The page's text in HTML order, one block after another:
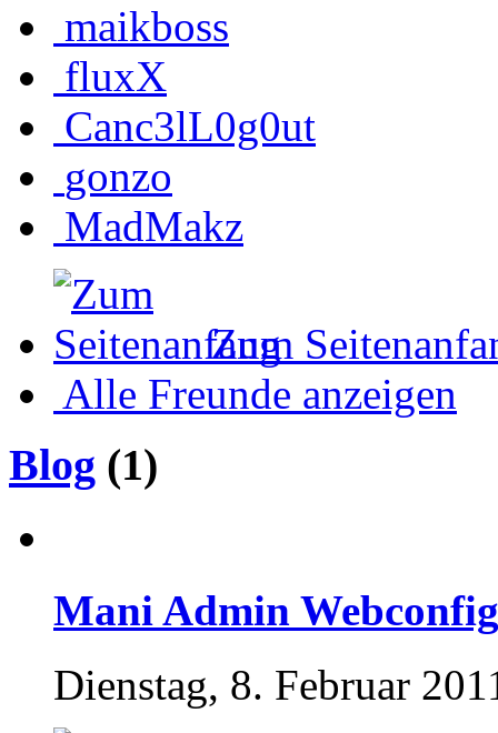
maikboss
fluxX
Canc3lL0g0ut
gonzo
MadMakz
Zum
Alle Freunde anzeigen
Blog (1)
Mani Admin
Dienstag, 8. Februar